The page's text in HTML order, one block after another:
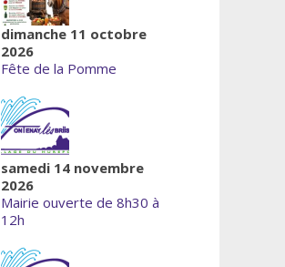
dimanche 11 octobre
2026
Fête de la Pomme
samedi 14 novembre
2026
Mairie ouverte de 8h30 à
12h